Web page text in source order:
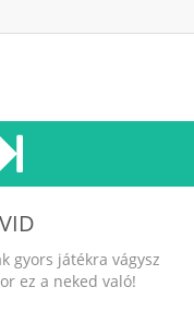
gyors játékra vágysz
ez a neked való!